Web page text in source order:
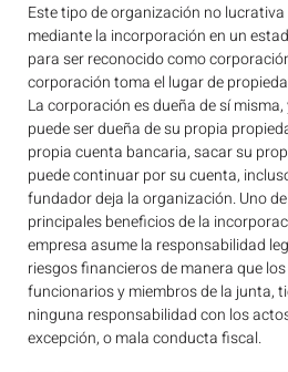
Este tipo de organización no
mediante la incorporación en un
para ser reconocido como
corporación toma el lugar de
La corporación es dueña de sí
puede ser dueña de su propia
propia cuenta bancaria, sacar su
puede continuar por su cuenta,
fundador deja la organización. Uno
principales beneficios de la
empresa asume la responsabilidad
riesgos financieros de manera que
funcionarios y miembros de la junta,
ninguna responsabilidad con los
excepción, o mala conducta fiscal.